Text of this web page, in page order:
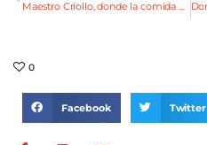
Maestro Criollo, donde la comida casera deleita los sentidos
0
Facebook Twitter